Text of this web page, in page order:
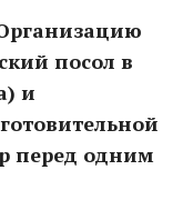
посол в
и
перед одним